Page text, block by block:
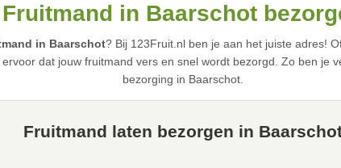
Fruitmand in Baarschot
in Baarschot? Bij 123Fruit.nl ben je aan het juiste adres!
dat jouw fruitmand vers en snel wordt bezorgd. Zo ben je
bezorging in Baarschot.
Fruitmand laten bezorgen in